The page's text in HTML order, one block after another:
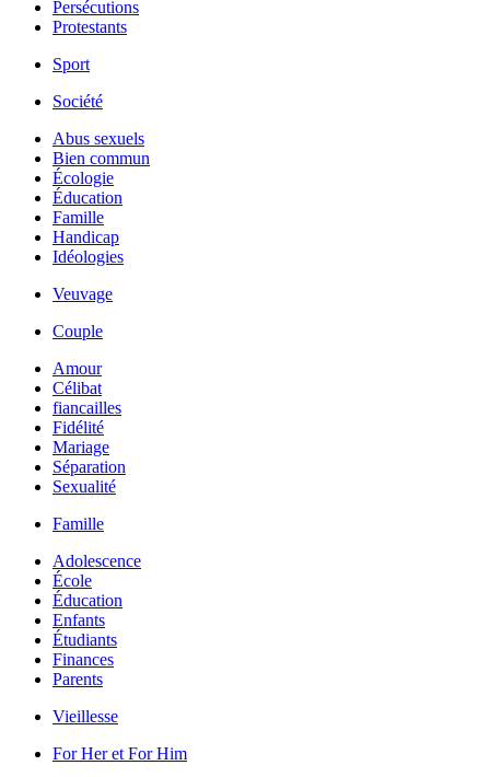
Persécutions
Protestants
Sport
Société
Abus sexuels
Bien commun
Écologie
Éducation
Famille
Handicap
Idéologies
Veuvage
Couple
Amour
Célibat
fiancailles
Fidélité
Mariage
Séparation
Sexualité
Famille
Adolescence
École
Éducation
Enfants
Étudiants
Finances
Parents
Vieillesse
For Her et For Him